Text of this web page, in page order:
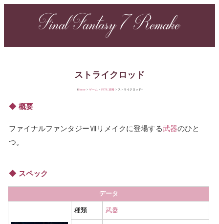
Final Fantasy 7 Remake
ストライクロッド
Home ゲーム FF7R 攻略 ストライクロッド
概要
ファイナルファンタジーⅦリメイクに登場する武器のひと
つ。
スペック
データ
種類 武器